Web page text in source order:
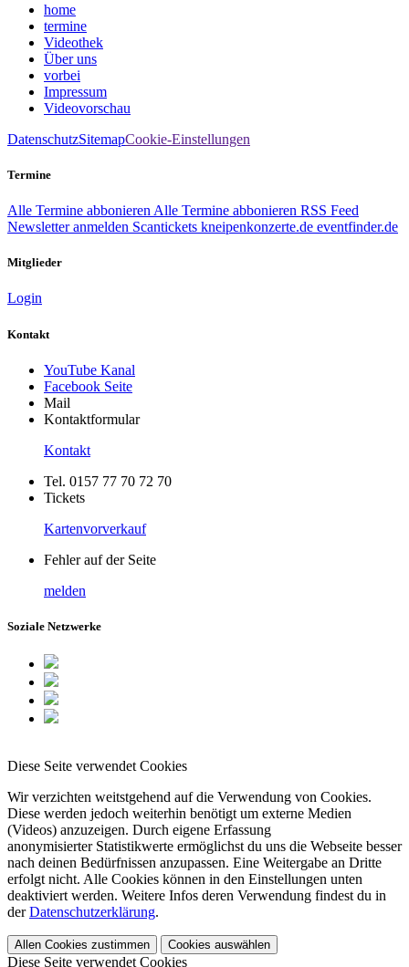
home
termine
Videothek
Über uns
vorbei
Impressum
Videovorschau
DatenschutzSitemapCookie-Einstellungen
Termine
Alle Termine abbonieren Alle Termine abbonieren RSS Feed
Newsletter anmelden Scantickets kneipenkonzerte.de eventfinder.de
Mitglieder
Login
Kontakt
YouTube Kanal
Facebook Seite
Mail
Kontaktformular
Kontakt
Tel. 0157 77 70 72 70
Tickets
Kartenvorverkauf
Fehler auf der Seite
melden
Soziale Netzwerke
Diese Seite verwendet Cookies
Wir verzichten weitstgehend auf die Verwendung von Cookies.
Diese werden jedoch weiterhin benötigt um externe Medien
(Videos) anzuzeigen. Durch eigene Erfassung
anonymisierter Statistikwerte ermöglichst du uns die Webseite besser
nach deinen Bedürfnissen anzupassen. Eine Weitergabe an Dritte
erfolgt nicht. Alle Cookies können in den Einstellungen unten
deaktiviert werden. Weitere Infos deren Verwendung findest du in
derDatenschutzerklärung.
Allen Cookies zustimmen Cookies auswählen
Diese Seite verwendet Cookies